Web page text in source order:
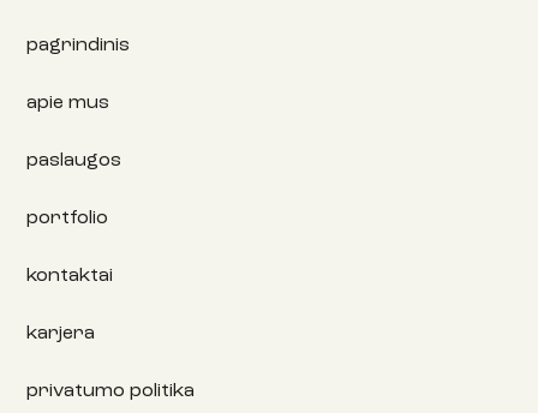
pagrindinis
apie mus
paslaugos
portfolio
kontaktai
karjera
privatumo politika